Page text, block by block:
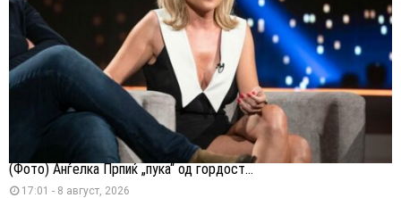
(Фото) Анѓелка Прпиќ „пука“ од гордост...
17:01 - 8 август, 2026